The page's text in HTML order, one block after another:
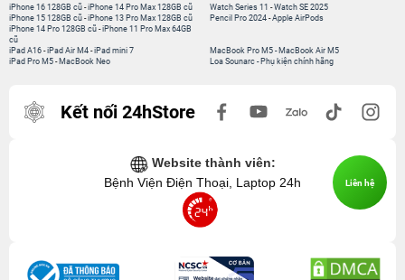
iPhone 16 128GB cũ -iPhone 14 Pro Max 128GB cũ
iPhone 15 128GB cũ -iPhone 13 Pro Max 128GB cũ
iPhone 14 Pro 128GB cũ -iPhone 11 Pro Max 64GB
cũ
Watch Series 11 -Watch SE 2025
Pencil Pro 2024-Apple AirPods
iPad A16 -iPad Air M4 -iPad mini 7
iPad Pro M5 - MacBook Neo
MacBook Pro M5- MacBook Air M5
Loa Sounarc- Phụ kiện chính hãng
Kết nối 24hStore
Website thành viên:
Bệnh Viện Điện Thoại, Laptop 24h
Liên hệ